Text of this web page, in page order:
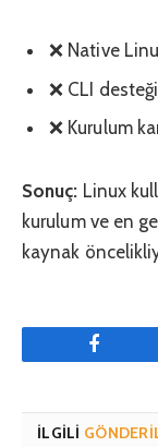
❌ Native
❌ CLI
❌ Kurulum
Sonuç: Linux
kurulum ve en
kaynak
İLGILI